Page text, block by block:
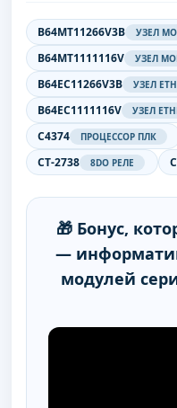
B64MT11266V3B УЗЕЛ
B64MT1111116V УЗЕЛ
B64EC11266V3B УЗЕЛ
B64EC1111116V УЗЕЛ
C4374 ПРОЦЕССОР ПЛК
CT-2738 8DO РЕЛЕ
🎁 Бонус,
—
модулей